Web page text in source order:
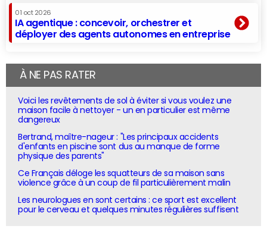
01 oct 2026
IA agentique : concevoir, orchestrer et
déployer des agents autonomes en entreprise
À NE PAS RATER
Voici les revêtements de sol à éviter si vous voulez une
maison facile à nettoyer - un en particulier est même
dangereux
Bertrand, maître-nageur : "Les principaux accidents
d'enfants en piscine sont dus au manque de forme
physique des parents"
Ce Français déloge les squatteurs de sa maison sans
violence grâce à un coup de fil particulièrement malin
Les neurologues en sont certains : ce sport est excellent
pour le cerveau et quelques minutes régulières suffisent